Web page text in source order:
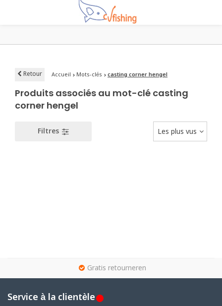
Retour Accueil Mots-clés casting corner hengel
Produits associés au mot-clé casting
corner hengel
Filtres Les plus vus
Gratis retourneren
Service à la clientèle